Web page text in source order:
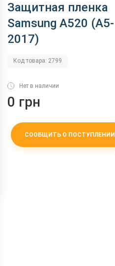
Защитная пленка
Samsung A520 (A5-
2017)
Код товара: 2799
Нет в наличии
0 грн
СООБЩИТЬ О ПОСТУПЛЕНИИ